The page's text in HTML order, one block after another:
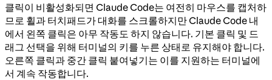
클릭이 비활성화되면 Claude Code는 여전히 마우스를 캡처하
므로 휠과 터치패드가 대화를 스크롤하지만 Claude Code 내
에서 왼쪽 클릭은 아무 작동도 하지 않습니다. 기본 클릭 및 드
래그 선택을 위해 터미널의 키를 누른 상태로 유지해야 합니다.
오른쪽 클릭과 중간 클릭 붙여넣기는 이를 지원하는 터미널에
서 계속 작동합니다.